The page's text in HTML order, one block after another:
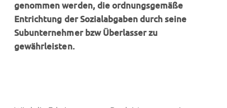
genommen werden, die ordnungsgemäße
Entrichtung der Sozialabgaben durch seine
Subunternehmer bzw Überlasser zu
gewährleisten.